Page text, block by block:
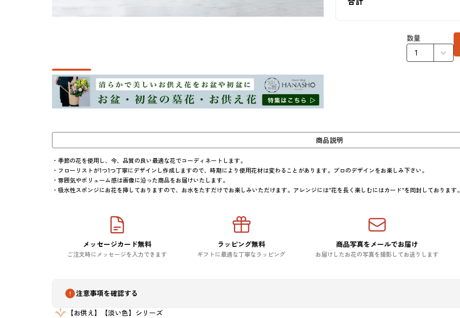
数量
商品説明
・季節の花を使用し、今、品質の良い最適な花でコーディネートします。
・フローリストが1つ1つ丁寧にデザインし作成しますので、時期により使用花材は変わることがあります。プロのデザインをお楽しみ下さい。
・雰囲気やボリューム感は画像に沿った商品をお届けいたします。
・吸水性スポンジにお花を挿しておりますので、お水をたすだけでお楽しみいただけます。アレンジには“花を長く楽しむにはカード“を同封しております。
メッセージカード無料
ご注文時にメッセージを入力できます
ラッピング無料
ギフトに最適な丁寧なラッピング
商品写真をメールでお届け
お届けしたお花の写真を撮影してお送りします
注意事項を確認する
【お供え】【淡い色】シリーズ